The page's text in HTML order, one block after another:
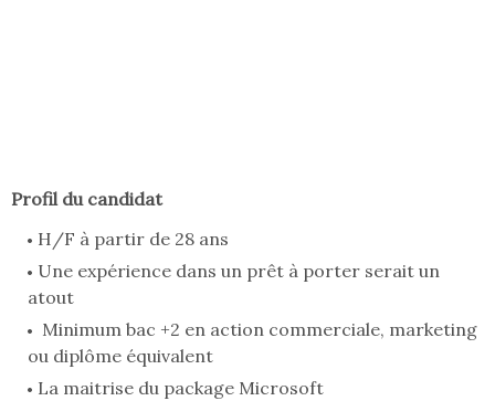
Profil du candidat
H/F à partir de 28 ans
Une expérience dans un prêt à porter serait un
atout
Minimum bac +2 en action commerciale, marketing
ou diplôme équivalent
La maitrise du package Microsoft